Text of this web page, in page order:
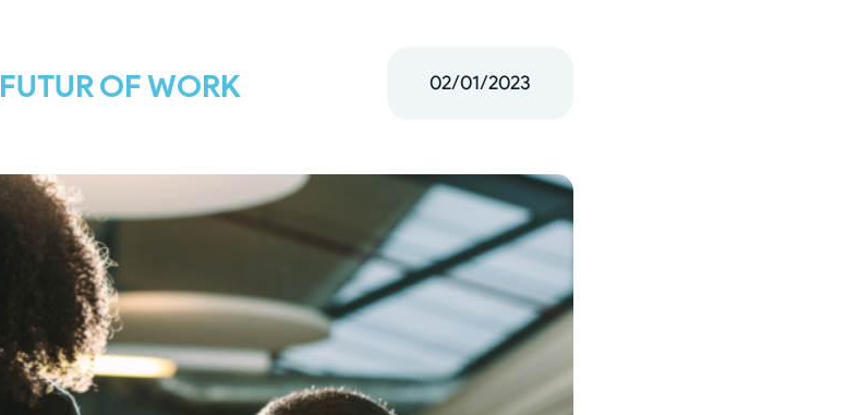
FUTUR OF WORK 02/01/2023